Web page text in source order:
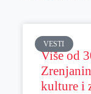
VESTI
Više od
kulture i